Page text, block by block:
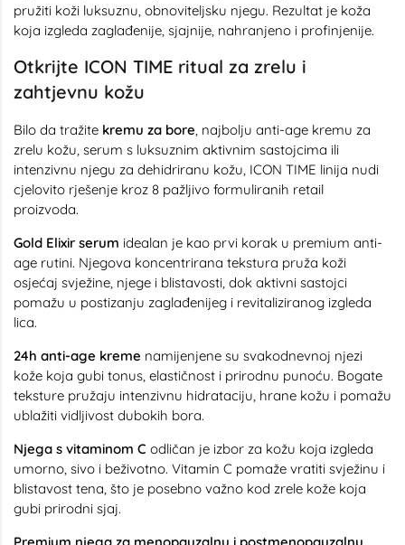
pružiti koži luksuznu, obnoviteljsku njegu. Rezultat je koža
koja izgleda zaglađenije, sjajnije, nahranjeno i profinjenije.
Otkrijte ICON TIME ritual za zrelu i
zahtjevnu kožu
Bilo da tražite kremu za bore , najbolju anti-age kremu za
zrelu kožu, serum s luksuznim aktivnim sastojcima ili
intenzivnu njegu za dehidriranu kožu, ICON TIME linija nudi
cjelovito rješenje kroz 8 pažljivo formuliranih retail
proizvoda.
Gold Elixir serum idealan je kao prvi korak u premium anti-
age rutini. Njegova koncentrirana tekstura pruža koži
osjećaj svježine, njege i blistavosti, dok aktivni sastojci
pomažu u postizanju zaglađenijeg i revitaliziranog izgleda
lica.
24h anti-age kreme namijenjene su svakodnevnoj njezi
kože koja gubi tonus, elastičnost i prirodnu punoću. Bogate
teksture pružaju intenzivnu hidrataciju, hrane kožu i pomažu
ublažiti vidljivost dubokih bora.
Njega s vitaminom C odličan je izbor za kožu koja izgleda
umorno, sivo i beživotno. Vitamin C pomaže vratiti svježinu i
blistavost tena, što je posebno važno kod zrele kože koja
gubi prirodni sjaj.
Premium njega za menopauzalnu i postmenopauzalnu